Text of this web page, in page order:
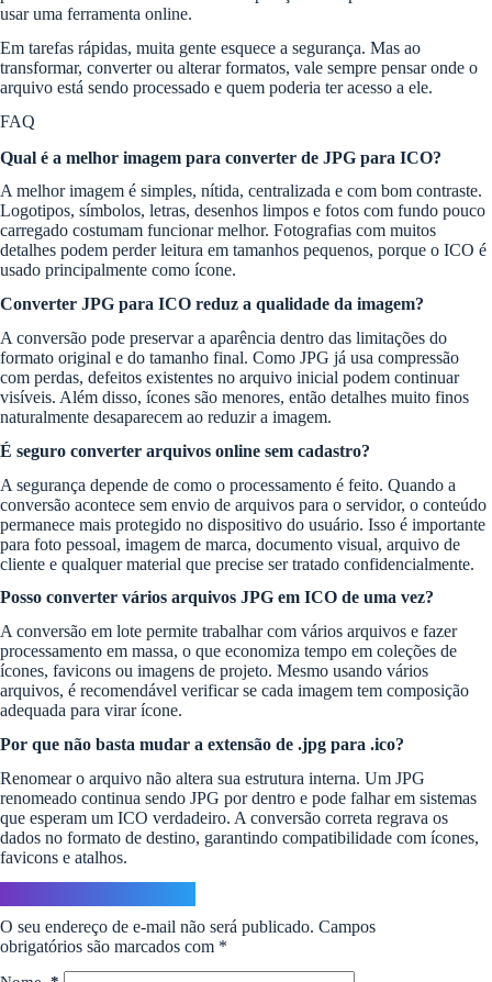
usar uma ferramenta online.
Em tarefas rápidas, muita gente esquece a segurança. Mas ao
transformar, converter ou alterar formatos, vale sempre pensar onde o
arquivo está sendo processado e quem poderia ter acesso a ele.
FAQ
Qual é a melhor imagem para converter de JPG para ICO?
A melhor imagem é simples, nítida, centralizada e com bom contraste.
Logotipos, símbolos, letras, desenhos limpos e fotos com fundo pouco
carregado costumam funcionar melhor. Fotografias com muitos
detalhes podem perder leitura em tamanhos pequenos, porque o ICO é
usado principalmente como ícone.
Converter JPG para ICO reduz a qualidade da imagem?
A conversão pode preservar a aparência dentro das limitações do
formato original e do tamanho final. Como JPG já usa compressão
com perdas, defeitos existentes no arquivo inicial podem continuar
visíveis. Além disso, ícones são menores, então detalhes muito finos
naturalmente desaparecem ao reduzir a imagem.
É seguro converter arquivos online sem cadastro?
A segurança depende de como o processamento é feito. Quando a
conversão acontece sem envio de arquivos para o servidor, o conteúdo
permanece mais protegido no dispositivo do usuário. Isso é importante
para foto pessoal, imagem de marca, documento visual, arquivo de
cliente e qualquer material que precise ser tratado confidencialmente.
Posso converter vários arquivos JPG em ICO de uma vez?
A conversão em lote permite trabalhar com vários arquivos e fazer
processamento em massa, o que economiza tempo em coleções de
ícones, favicons ou imagens de projeto. Mesmo usando vários
arquivos, é recomendável verificar se cada imagem tem composição
adequada para virar ícone.
Por que não basta mudar a extensão de .jpg para .ico?
Renomear o arquivo não altera sua estrutura interna. Um JPG
renomeado continua sendo JPG por dentro e pode falhar em sistemas
que esperam um ICO verdadeiro. A conversão correta regrava os
dados no formato de destino, garantindo compatibilidade com ícones,
favicons e atalhos.
O seu endereço de e-mail não será publicado. Campos
obrigatórios são marcados com *